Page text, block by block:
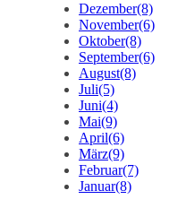
Dezember(8)
November(6)
Oktober(8)
September(6)
August(8)
Juli(5)
Juni(4)
Mai(9)
April(6)
März(9)
Februar(7)
Januar(8)